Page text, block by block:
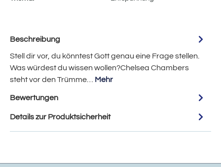
Beschreibung
Stell dir vor, du könntest Gott genau eine Frage stellen.
Was würdest du wissen wollen?Chelsea Chambers
steht vor den Trümme… Mehr
Bewertungen
Details zur Produktsicherheit